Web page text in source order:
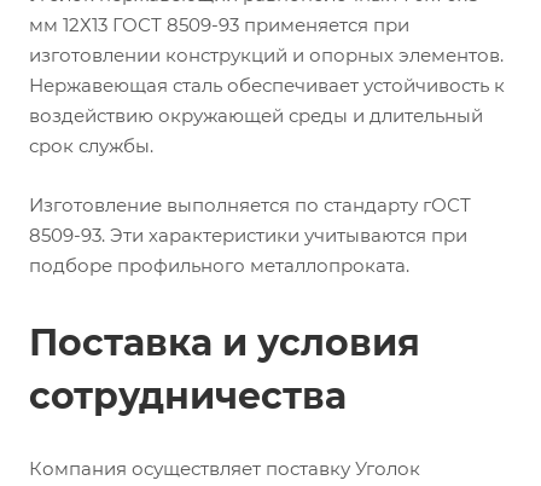
мм 12Х13 ГОСТ 8509-93 применяется при
изготовлении конструкций и опорных элементов.
Нержавеющая сталь обеспечивает устойчивость к
воздействию окружающей среды и длительный
срок службы.
Изготовление выполняется по стандарту гОСТ
8509-93. Эти характеристики учитываются при
подборе профильного металлопроката.
Поставка и условия
сотрудничества
Компания осуществляет поставку Уголок